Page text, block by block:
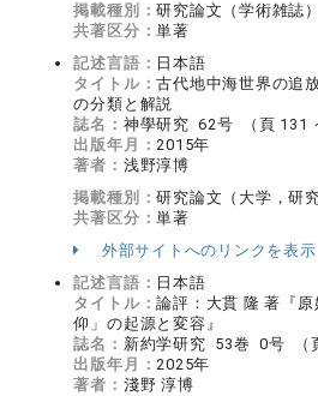
掲載種別：研究論文（学術雑誌）
共著区分：単著
記述言語： 日本語
タイトル：古代地中海世界の追
の分類と解説
誌名： 神學研究 62号 （頁 131
出版年月：2015年
著者： 浅野淳博
掲載種別：研究論文（大学，研
共著区分：単著
外部サイトへのリンクを表示
記述言語： 日本語
タイトル：論評：大貫 隆 著『
仰」の起源と変容』
誌名： 新約学研究 53巻 0号 （
出版年月：2025年
著者： 淺野 淳博